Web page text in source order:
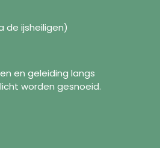
de ijsheiligen)
en geleiding langs
worden gesnoeid.